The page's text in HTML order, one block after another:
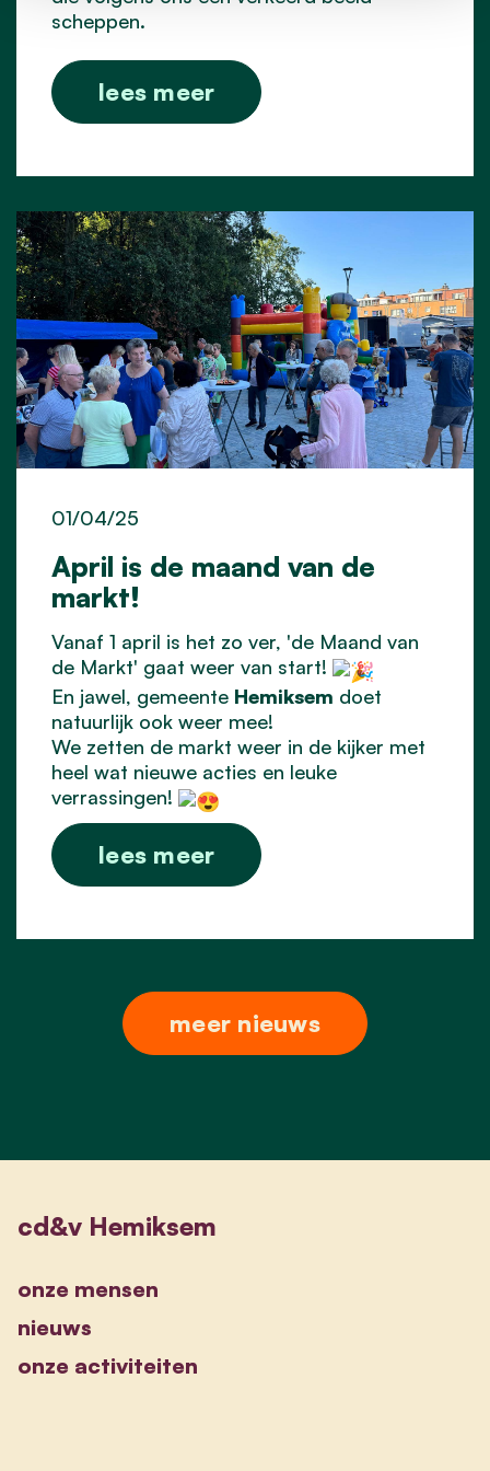
scheppen.
lees meer
April is de maand van de
markt!
01/04/25
Vanaf 1 april is het zo ver, 'de Maand van
de Markt' gaat weer van start!
En jawel, gemeente Hemiksem doet
natuurlijk ook weer mee!
We zetten de markt weer in de kijker met
heel wat nieuwe acties en leuke
verrassingen!
lees meer
meer nieuws
cd&v Hemiksem
onze mensen
nieuws
onze activiteiten